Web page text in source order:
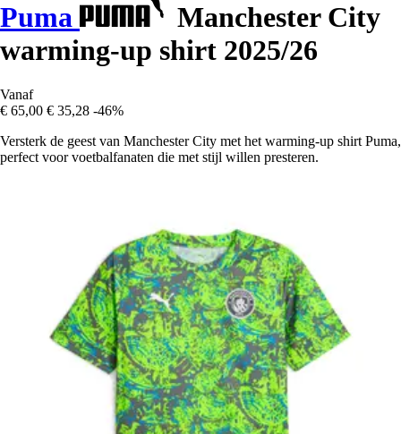
Puma
Manchester City
warming-up shirt 2025/26
Vanaf
€ 65,00 € 35,28 -46%
Versterk de geest van Manchester City met het warming-up shirt Puma,
perfect voor voetbalfanaten die met stijl willen presteren.